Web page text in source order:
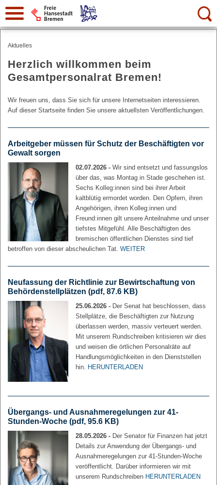
Suche:
Aktuelles
Herzlich willkommen beim
Gesamtpersonalrat Bremen!
Wir freuen uns, dass Sie sich für unsere Internetseiten interessieren.
Auf dieser Startseite finden Sie unsere aktuellsten Veröffentlichungen.
Arbeitgeber müssen für Schutz der Beschäftigten vor
Gewalt sorgen
02.07.2026 - Wir sind entsetzt und fassungslos
über das, was Montag in Stade geschehen ist.
Sechs Kolleg:innen sind bei ihrer Arbeit
kaltblütig ermordet worden. Den Opfern, ihren
Angehörigen, ihren Kolleg:innen und
Freund:innen gilt unsere Anteilnahme und unser
tiefstes Mitgefühl. Alle Beschäftigten des
bremischen öffentlichen Dienstes sind tief
betroffen von dieser abscheulichen Tat. WEITER
Neufassung der Richtlinie zur Bewirtschaftung von
Behördenstellplätzen (pdf, 87.6 KB)
25.06.2026 - Der Senat hat beschlossen, dass
Stellplätze, die Beschäftigten zur Nutzung
überlassen werden, massiv verteuert werden.
Mit unserem Rundschreiben kritisieren wir dies
und weisen die örtlichen Personalräte auf
Handlungsmöglichkeiten in den Dienststellen
hin. HERUNTERLADEN
Übergangs- und Ausnahmeregelungen zur 41-
Stunden-Woche (pdf, 95.6 KB)
28.05.2026 - Der Senator für Finanzen hat jetzt
Details zur Anwendung der Übergangs- und
Ausnahmeregelungen zur 41-Stunden-Woche
veröffentlicht. Darüber informieren wir mit
unserem Rundschreiben HERUNTERLADEN